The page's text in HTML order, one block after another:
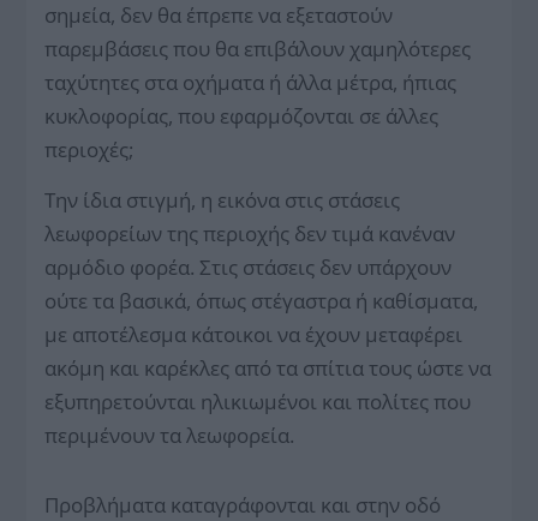
σημεία, δεν θα έπρεπε να εξεταστούν
παρεμβάσεις που θα επιβάλουν χαμηλότερες
ταχύτητες στα οχήματα ή άλλα μέτρα, ήπιας
κυκλοφορίας, που εφαρμόζονται σε άλλες
περιοχές;
Την ίδια στιγμή, η εικόνα στις στάσεις
λεωφορείων της περιοχής δεν τιμά κανέναν
αρμόδιο φορέα. Στις στάσεις δεν υπάρχουν
ούτε τα βασικά, όπως στέγαστρα ή καθίσματα,
με αποτέλεσμα κάτοικοι να έχουν μεταφέρει
ακόμη και καρέκλες από τα σπίτια τους ώστε να
εξυπηρετούνται ηλικιωμένοι και πολίτες που
περιμένουν τα λεωφορεία.
Προβλήματα καταγράφονται και στην οδό